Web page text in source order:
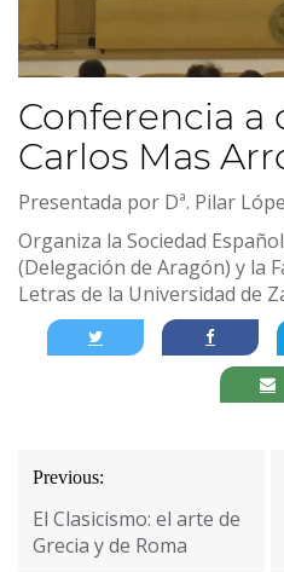
Conferencia a
Carlos Mas
Presentada por Dª. Pilar
Organiza la Sociedad
(Delegación de Aragón) y la
Letras de la Universidad de
Navegación
de
entradas
Previous:
El Clasicismo: el arte de
Grecia y de Roma